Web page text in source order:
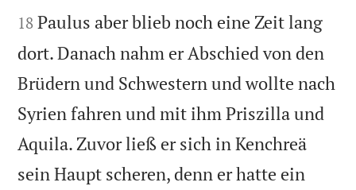


18 Paulus aber blieb noch eine Zeit lang
dort. Danach nahm er Abschied von den
Brüdern und Schwestern und wollte nach
Syrien fahren und mit ihm Priszilla und
Aquila. Zuvor ließ er sich in Kenchreä
sein Haupt scheren, denn er hatte ein